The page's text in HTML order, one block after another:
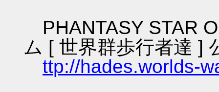
PHANTASY STAR
ム [ 世界群歩行者達 ]
ttp://hades.worlds-